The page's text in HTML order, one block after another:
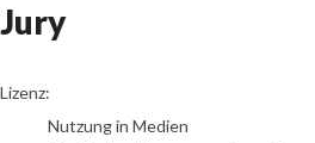
Jury
go to media item
Lizenz:
Nutzung in Medien